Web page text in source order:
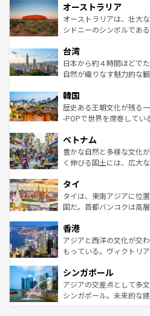
部のニューオーリンズで
文化が魅力。旅行者はア
しみながら、その多様性
ならではの贅沢な旅のスタイルだ。 なお、
情報はコンテンツ一覧を
ワイ島は見逃せない。ま
島だが、静かな自然を求
おすすめ。エメラルドグ
れるおもてなしの心で訪
人々、おいしいローカル
ク、伝統的なフラダンス
ワイを、存分に味わってほしい。 なお、新着
はコンテンツ一覧を参照
オーストラリア
オーストラリアは、壮大
シドニーのシンボルであ
リアリーフや大陸中央部
ク）、タスマニアの美し
ど、見どころがたくさん
いる。アクティビティも
ビング、ハイキングなど
い。オーストラリアの多
参照してほしい。
台湾
日本から約４時間ほどで
自然が織りなす魅力的な
ン）、静ひつな山岳地帯
と山間の静けさが共存し
驚きをもたらしてくれる
容にもいいと評判のスイ
が味わえる。 なお
照してほしい。
韓国
歴史ある王朝文化が残る
-POPで世界を席巻してい
き、地方に足を延ばせば
できる。そして、キムチ
まで、さまざまな韓国料
リティに包まれながら、
わってみ
覧を参照してほしい。
ベトナム
豊かな自然と多様な文化
く伸びる国土には、広大
急速な発展と共に伝統が
ーチミン市のフランス統
醸し出している。また、
とつ。フォーやバインミ
ひ現地で味わいたい。ど
が旅行者を迎えてくれる
参照してほしい。
タイ
タイは、東南アジアに位
国だ。首都バンコクは高
の活気が交差している。
帯で自然と触れ合い、南
いビーチでリゾート気分
激する。気候は一年中温
が待っている。親しみや
た文化、そして多様な観
香港
アジアと西洋の文化が交
もっている。ヴィクトリ
み、どこを訪れても感動
ており、効率よく見どこ
うな絶景から文化的な体
シンガポール
アジアの交差点として多
シンガポール。未来的な